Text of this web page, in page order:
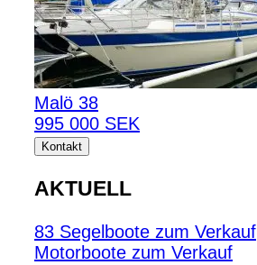
Malö 38
995 000 SEK
Kontakt
AKTUELL
83 Segelboote zum Verkauf
Motorboote zum Verkauf